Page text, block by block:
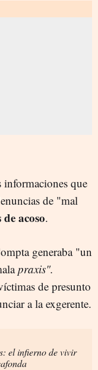
informaciones que
de "mal
acoso.
generaba "un
praxis".
de presunto
a la exgerente.
el infierno de vivir